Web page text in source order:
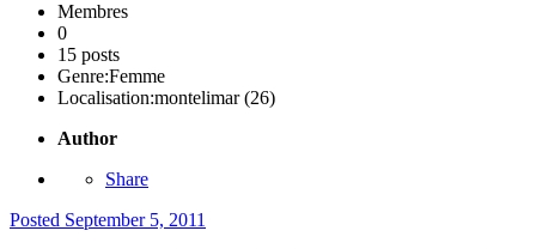
Membres
0
15 posts
Genre:Femme
Localisation:montelimar (26)
Author
Share
Posted September 5, 2011